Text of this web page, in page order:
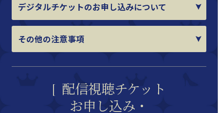
デジタルチケットのお申し込みについて
その他の注意事項
配信視聴チケット
お申し込み・